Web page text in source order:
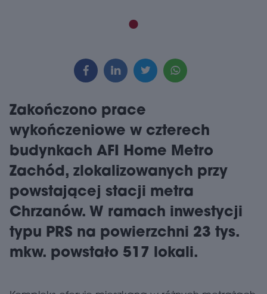
Zakończono prace
wykończeniowe w czterech
budynkach AFI Home Metro
Zachód, zlokalizowanych przy
powstającej stacji metra
Chrzanów. W ramach inwestycji
typu PRS na powierzchni 23 tys.
mkw. powstało 517 lokali.